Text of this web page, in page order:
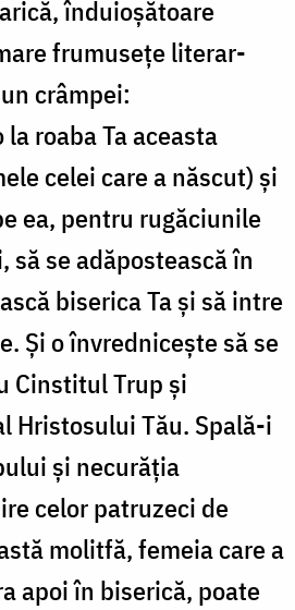
înduioşătoare
frumuseţe literar-
crâmpei:
roaba Ta aceasta
celei care a născut) şi
ea, pentru rugăciunile
se adăpostească în
biserica Ta şi să intre
Şi o învredniceşte să se
Cinstitul Trup şi
Hristosului Tău. Spală-i
şi necurăţia
celor patruzeci de
molitfă, femeia care a
apoi în biserică, poate